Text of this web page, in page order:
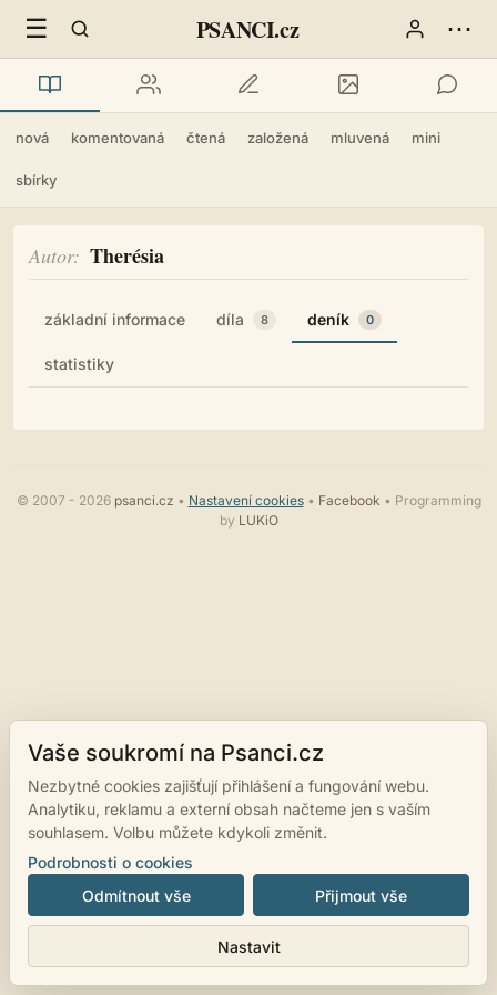
☰ PSANCI.cz ⋯
nová komentovaná čtená založená mluvená mini
sbírky
Autor Therésia
základní informace díla 8 deník 0
statistiky
© 2007 - 2026 psanci.cz • Nastavení cookies• Facebook • Programming
by LUKiO
Vaše soukromí na Psanci.cz
Nezbytné cookies zajišťují přihlášení a fungování webu.
Analytiku, reklamu a externí obsah načteme jen s vaším
souhlasem. Volbu můžete kdykoli změnit.
Podrobnosti o cookies
Odmítnout vše
Nastavit
Přijmout vše